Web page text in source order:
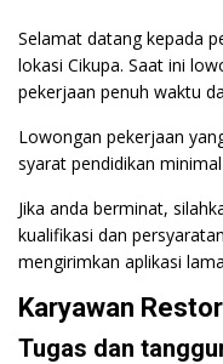
Selamat datang kepada
lokasi Cikupa. Saat ini
pekerjaan penuh waktu
Lowongan pekerjaan
syarat pendidikan
Jika anda berminat,
kualifikasi dan
mengirimkan aplikasi
Karyawan
Tugas dan